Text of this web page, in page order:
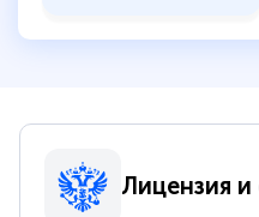
Лицензия и